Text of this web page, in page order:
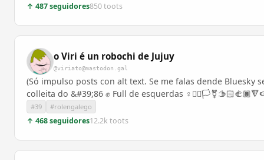
↑ 487 seguidores850 toots
o Viri é un robochi de Jujuy
@viriato@mastodon.gal
(Só impulso posts con alt text. Se me falas dende Bluesky
colleita do &#39;86 ✊ Full de esquerdas
#39 #rolengalego
↑ 468 seguidores12.2k toots